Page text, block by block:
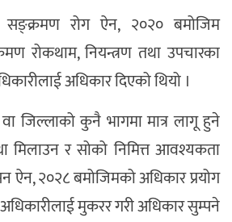
सङ्क्रमण रोग ऐन, २०२० बमोजिम
रोकथाम, नियन्त्रण तथा उपचारका
अधिकार दिएको थियो ।
जिल्लाको कुनै भागमा मात्र लागू हुने
मिलाउन र सोको निमित्त आवश्यकता
ऐन, २०२८ बमोजिमको अधिकार प्रयोग
मुकरर गरी अधिकार सुम्पने